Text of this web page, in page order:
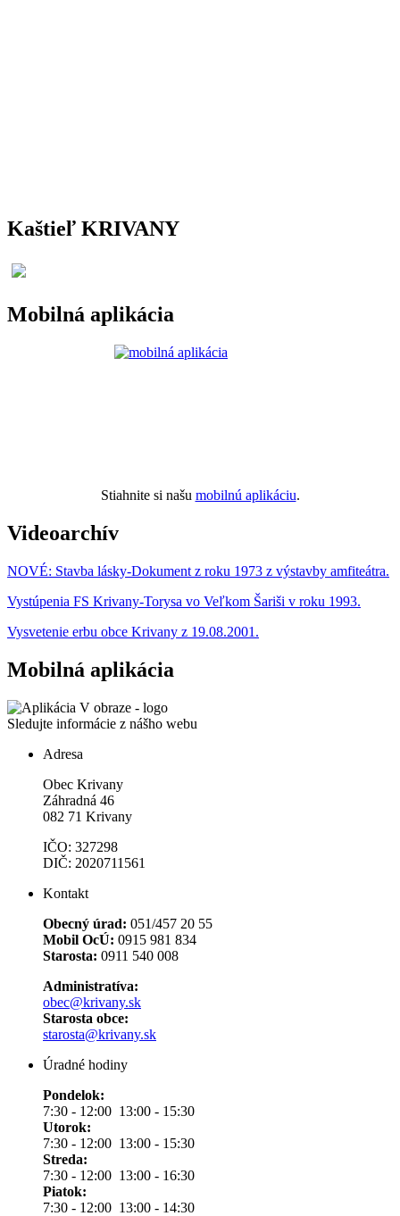
Kaštieľ KRIVANY
Mobilná aplikácia
Stiahnite si našu mobilnú aplikáciu.
Videoarchív
NOVÉ: Stavba lásky-Dokument z roku 1973 z výstavby amfiteátra.
Vystúpenia FS Krivany-Torysa vo Veľkom Šariši v roku 1993.
Vysvetenie erbu obce Krivany z 19.08.2001.
Mobilná aplikácia
Sledujte informácie z nášho webu
Adresa
Obec Krivany
Záhradná 46
082 71 Krivany
IČO: 327298
DIČ: 2020711561
Kontakt
Obecný úrad: 051/457 20 55
Mobil OcÚ: 0915 981 834
Starosta: 0911 540 008
Administratíva:
obec@krivany.sk
Starosta obce:
starosta@krivany.sk
Úradné hodiny
Pondelok:
7:30 - 12:00 13:00 - 15:30
Utorok:
7:30 - 12:00 13:00 - 15:30
Streda:
7:30 - 12:00 13:00 - 16:30
Piatok:
7:30 - 12:00 13:00 - 14:30